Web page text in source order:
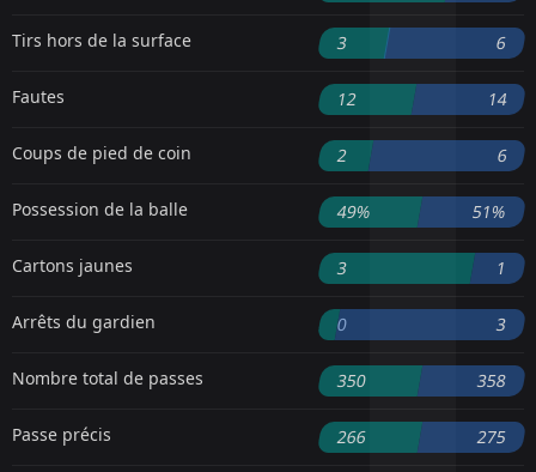
Tirs hors de la surface 3 6
Fautes 12 14
Coups de pied de coin 2 6
Possession de la balle 49% 51%
Cartons jaunes 3 1
Arrêts du gardien 0 3
Nombre total de passes 350 358
Passe précis 266 275